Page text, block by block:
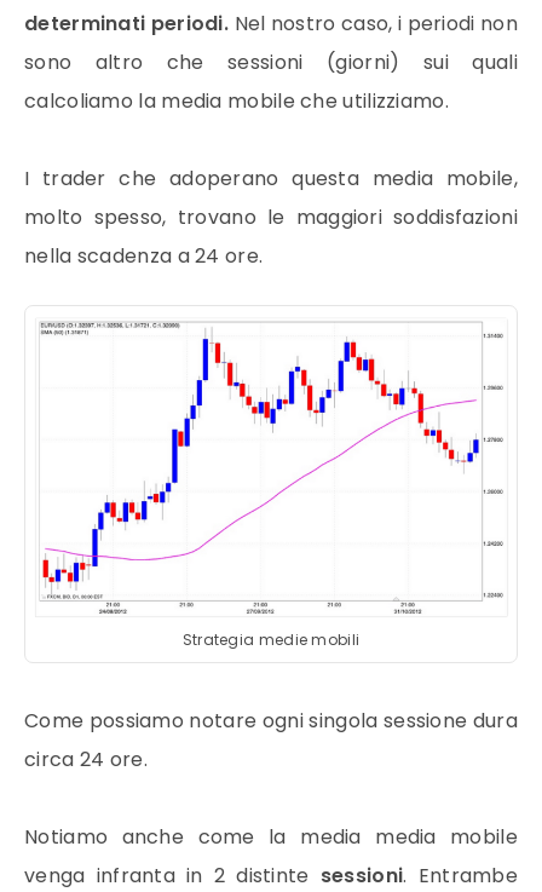
determinati periodi. Nel nostro caso, i periodi non
sono altro che sessioni (giorni) sui quali
calcoliamo la media mobile che utilizziamo.
I trader che adoperano questa media mobile,
molto spesso, trovano le maggiori soddisfazioni
nella scadenza a 24ore.
Strategia medie mobili
Come possiamo notare ogni singola sessione dura
circa 24 ore.
Notiamo anche come la media media mobile
venga infranta in 2 distinte sessioni. Entrambe